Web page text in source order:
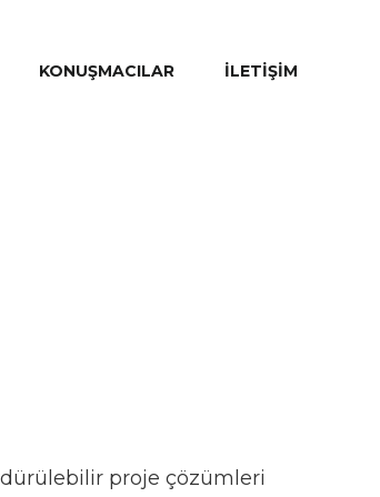
KONUŞMACILAR İLETIŞIM
proje çözümleri